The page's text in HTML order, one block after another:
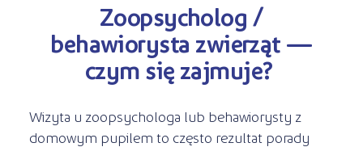
Zoopsycholog /
behawiorysta zwierząt —
czym się zajmuje?
Wizyta u zoopsychologa lub behawiorysty z
domowym pupilem to często rezultat porady